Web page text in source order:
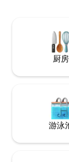
地方。距离比
厨房
游泳